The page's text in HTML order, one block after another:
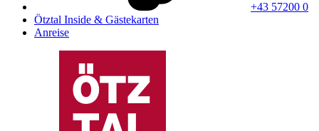
+43 57200 0
Ötztal Inside & Gästekarten
Anreise